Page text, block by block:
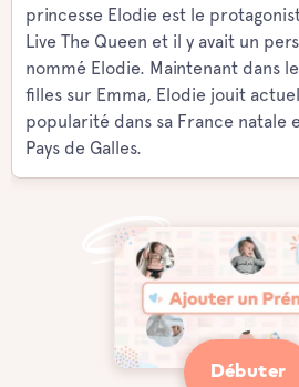
princesse Elodie est le
Live The Queen et il y avait un
nommé Elodie. Maintenant dans
filles sur Emma, Elodie jouit
popularité dans sa France natale
Pays de Galles.
Débuter